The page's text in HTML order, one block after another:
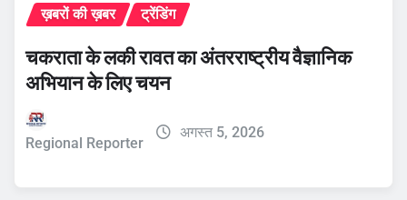
ख़बरों की ख़बर ट्रेंडिंग
चकराता के लकी रावत का अंतरराष्ट्रीय वैज्ञानिक
अभियान के लिए चयन
Regional Reporter
अगस्त 5, 2026